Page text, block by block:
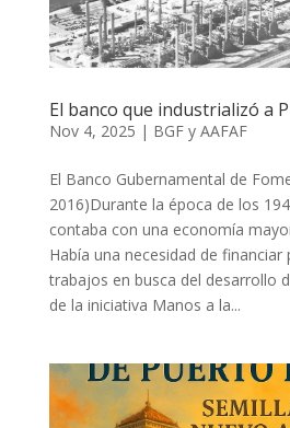
El banco que industrializó a
Nov 4, 2025 | BGF y AAFAF
El Banco Gubernamental de
2016)Durante la época de los
contaba con una economía
Había una necesidad de
trabajos en busca del desarrollo
de la iniciativa Manos a la...